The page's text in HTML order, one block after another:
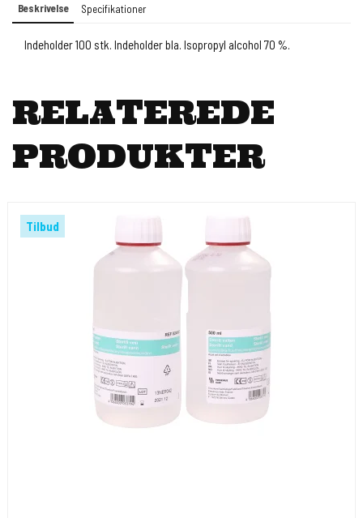
Beskrivelse Specifikationer
Indeholder 100 stk. Indeholder bla. Isopropyl alcohol 70 %.
RELATEREDE
PRODUKTER
Tilbud